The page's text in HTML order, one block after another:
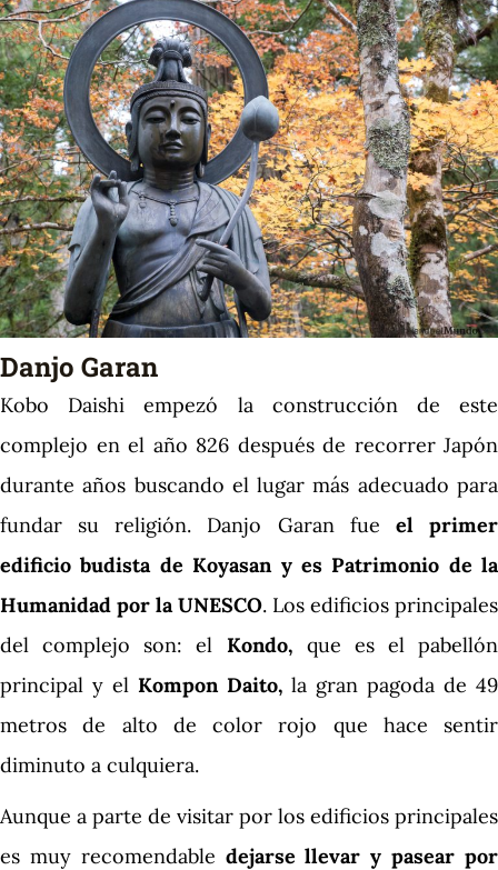
Danjo Garan
Kobo Daishi empezó la construcción de este
complejo en el año 826 después de recorrer Japón
durante años buscando el lugar más adecuado para
fundar su religión. Danjo Garan fue el primer
edificio budista de Koyasan y es Patrimonio de la
Humanidad por la UNESCO. Los edificios principales
del complejo son: el Kondo, que es el pabellón
principal y el Kompon Daito,la gran pagoda de 49
metros de alto de color rojo que hace sentir
diminuto a culquiera.
Aunque a parte de visitar por los edificios principales
es muy recomendable dejarse llevar y pasear por